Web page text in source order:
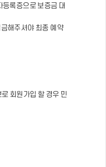
록증으로 보증금 대
해주셔야 최종 예약
회원가입 할 경우 민